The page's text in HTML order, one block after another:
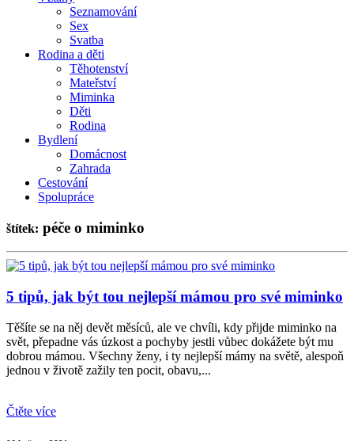
Seznamování
Sex
Svatba
Rodina a děti
Těhotenství
Mateřství
Miminka
Děti
Rodina
Bydlení
Domácnost
Zahrada
Cestování
Spolupráce
štítek: péče o miminko
5 tipů, jak být tou nejlepší mámou pro své miminko
Těšíte se na něj devět měsíců, ale ve chvíli, kdy přijde miminko na
svět, přepadne vás úzkost a pochyby jestli vůbec dokážete být mu
dobrou mámou. Všechny ženy, i ty nejlepší mámy na světě, alespoň
jednou v životě zažily ten pocit, obavu,...
Čtěte více